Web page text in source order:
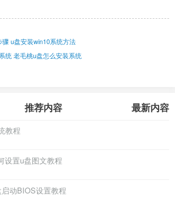
u盘安装win10系统方法
统 老毛桃u盘怎么安装系统
推荐内容 最新内容
教程
设置u盘图文教程
动BIOS设置教程